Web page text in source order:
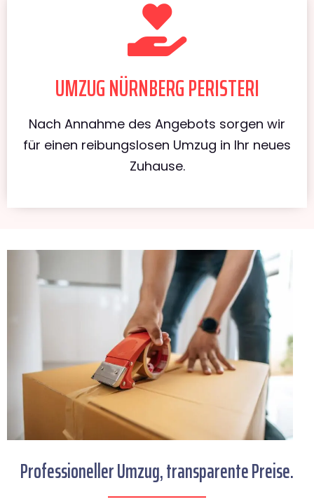
UMZUG NÜRNBERG PERISTERI
Nach Annahme des Angebots sorgen wir
für einen reibungslosen Umzug in Ihr neues
Zuhause.
Professioneller Umzug, transparente Preise.